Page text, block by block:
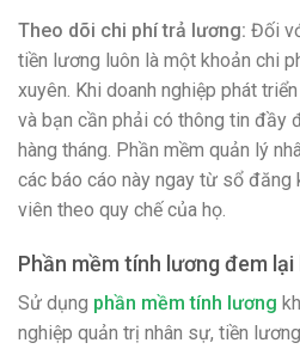
Theo dõi chi phí trả lương: Đối
tiền lương luôn là một khoản chi
xuyên. Khi doanh nghiệp phát
và bạn cần phải có thông tin đầy
hàng tháng. Phần mềm quản lý
các báo cáo này ngay từ sổ đăng
viên theo quy chế của họ.
Phần mềm tính lương đem
Sử dụng phần mềm tính lương
nghiệp quản trị nhân sự, tiền